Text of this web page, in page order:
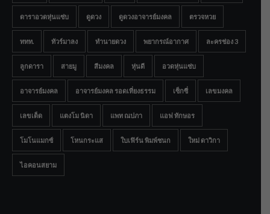
ดาราอวดหุ่นแซ่บ ดูดวง ดูดวงอาจารย์มงคล ตรวจหวย
ททท. ทัวร์มาลง ทำนายดวง พยากรณ์อากาศ ละครช่อง 3
ลูกดารา สายมู สีมงคล หุ่นดี อวดหุ่นแซ่บ
อาจารย์มงคล อาจารย์มงคล รอดเที่ยงธรรม เซ็กซี่ เลขมงคล
เลขเด็ด แตงโม นิดา แพท ณปภา แอฟ ทักษอร
โมโนแมกซ์ โหนกระแส ใบเฟิร์น พิมพ์ชนก ใหม่ ดาวิกา
ไอคอนสยาม